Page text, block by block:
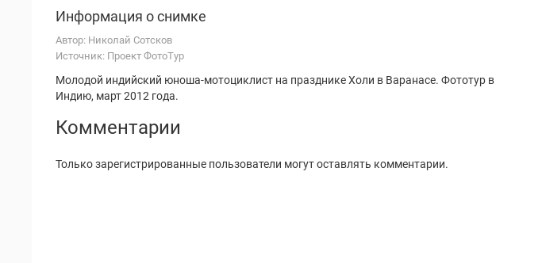
Информация о снимке
Автор: Николай Сотсков
Источник: Проект ФотоТур
Молодой индийский юноша-мотоциклист на празднике Холи в Варанасе. Фототур в
Индию, март 2012 года.
Комментарии
Только зарегистрированные пользователи могут оставлять комментарии.